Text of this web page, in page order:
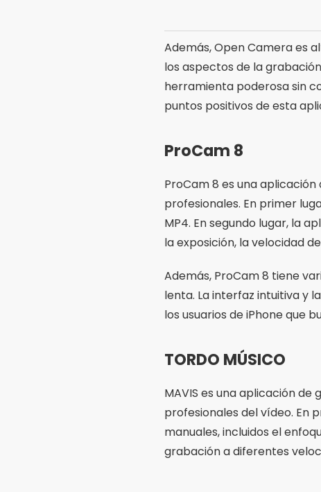
profesionales. En primer
MP4. En segundo lugar, la
la exposición, la velocidad
Además, ProCam 8 tiene
los usuarios de iPhone que
TORDO MÚSICO
MAVIS es una aplicación
profesionales del vídeo. En
grabación a diferentes
Además, MAVIS ofrece
preferencias. La calidad de
opción para grabar vídeos
Funciones